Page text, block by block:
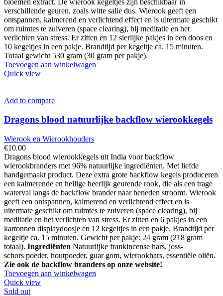
verschillende geuren, zoals witte salie dus. Wierook geeft een
ontspannen, kalmerend en verlichtend effect en is uitermate geschikt
om ruimtes te zuiveren (space clearing), bij meditatie en het
verlichten van stress. Er zitten en 12 sierlijke pakjes in een doos en
10 kegeltjes in een pakje. Brandtijd per kegeltje ca. 15 minuten.
Totaal gewicht 530 gram (30 gram per pakje).
Toevoegen aan winkelwagen
Quick view
Add to compare
Dragons blood natuurlijke backflow wierookkegels
Wierook en Wierookhouders
€10.00
Dragons blood wierookkegels uit India voor backflow
wierookbranders met 96% natuurlijke ingrediënten. Met liefde
handgemaakt product. Deze extra grote backflow kegels produceren
een kalmerende en heilige heerlijk geurende rook, die als een trage
waterval langs de backflow brander naar beneden stroomt. Wierook
geeft een ontspannen, kalmerend en verlichtend effect en is
uitermate geschikt om ruimtes te zuiveren (space clearing), bij
meditatie en het verlichten van stress. Er zitten en 6 pakjes in een
kartonnen displaydoosje en 12 kegeltjes in een pakje. Brandtijd per
kegeltje ca. 15 minuten. Gewicht per pakje: 24 gram (218 gram
totaal). Ingrediënten Natuurlijke frankincense hars, joss-
schors poeder, houtpoeder, guar gom, wierookhars, essentiële oliën.
Zie ook de backflow branders op onze website!
Toevoegen aan winkelwagen
Quick view
Sold out